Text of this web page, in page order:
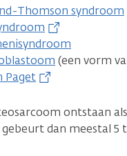
Thomson syndroom
(een vorm
Paget
ontstaan
dan meestal 5